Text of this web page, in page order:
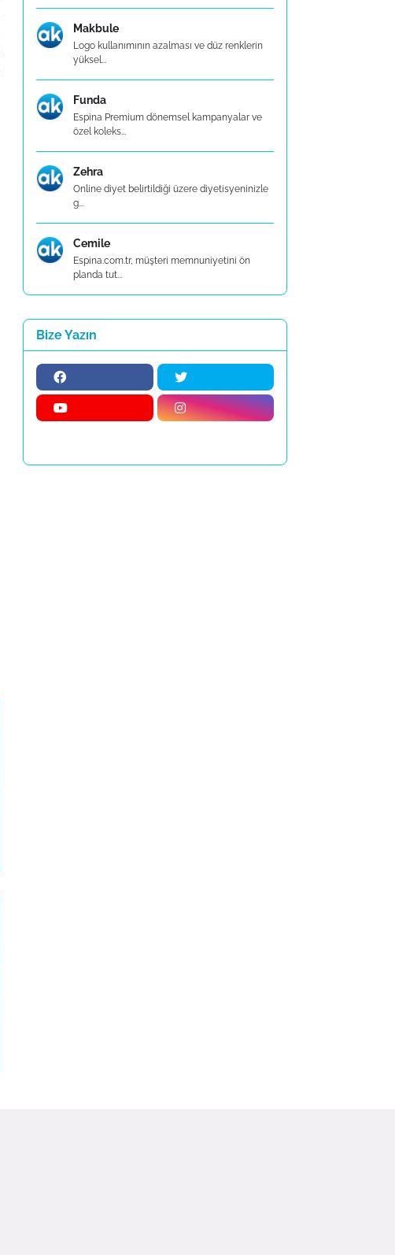
Makbule
Logo kullanımının azalması ve düz renklerin
yüksel...
Funda
Espina Premium dönemsel kampanyalar ve
özel koleks...
Zehra
Online diyet belirtildiği üzere diyetisyeninizle
g...
Cemile
Espina.com.tr, müşteri memnuniyetini ön
planda tut...
Bize Yazın